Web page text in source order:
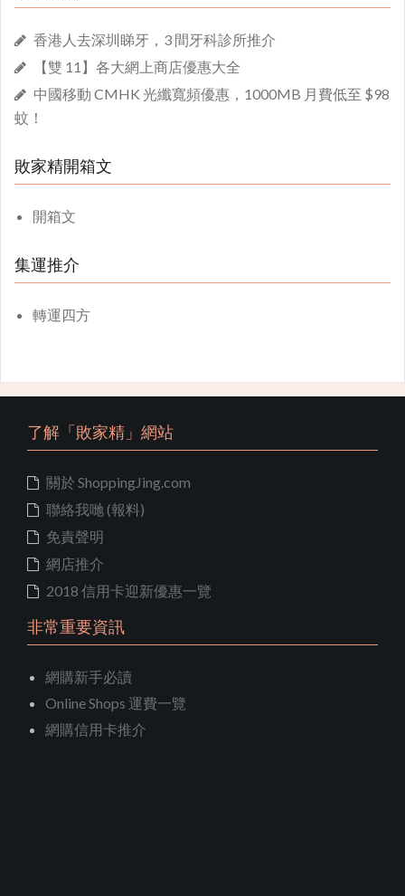
香港人去深圳睇牙，3 間牙科診所推介
【雙 11】各大網上商店優惠大全
中國移動 CMHK 光纖寬頻優惠，1000MB 月費低至 $98
蚊！
敗家精開箱文
開箱文
集運推介
轉運四方
了解「敗家精」網站
關於 ShoppingJing.com
聯絡我哋 (報料)
免責聲明
網店推介
2018 信用卡迎新優惠一覽
非常重要資訊
網購新手必讀
Online Shops 運費一覽
網購信用卡推介